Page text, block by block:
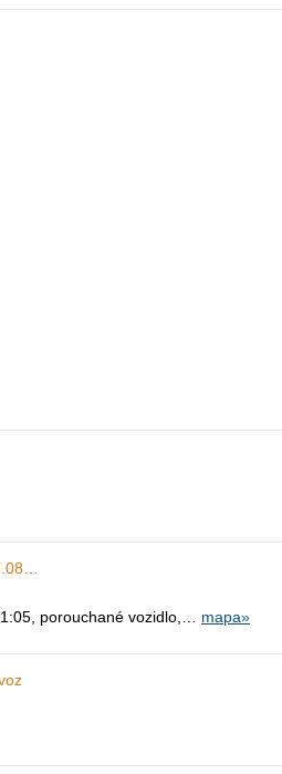
porouchané vozidlo,… mapa»